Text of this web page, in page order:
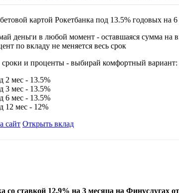
картой Рокетбанка под 13.5% годовых на
деньги в любой момент - оставшаяся сумма на
по вкладу не меняется весь срок
сроки и проценты - выбирай комфортный вариант:
2 мес - 13.5%
3 мес - 13.5%
6 мес - 13.5%
12 мес - 12%
сайт Открыть вклад
со ставкой 12.9% на 3 месяца на Финуслугах